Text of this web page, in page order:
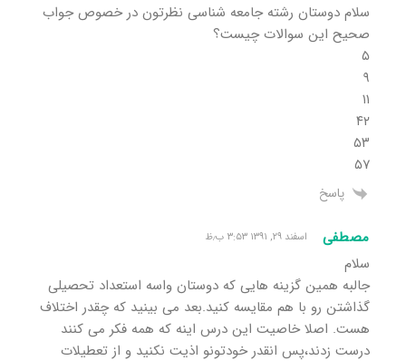
سلام دوستان رشته جامعه شناسی نظرتون در خصوص جواب
صحیح این سوالات چیست؟
۵
۹
۱۱
۴۲
۵۳
۵۷
پاسخ
مصطفی اسفند ۲۹, ۱۳۹۱ ۳:۵۳ ب٫ظ
سلام
جالبه همین گزینه هایی که دوستان واسه استعداد تحصیلی
گذاشتن رو با هم مقایسه کنید.بعد می بینید که چقدر اختلاف
هست. اصلا خاصیت این درس اینه که همه فکر می کنند
درست زدند،پس انقدر خودتونو اذیت نکنید و از تعطیلات